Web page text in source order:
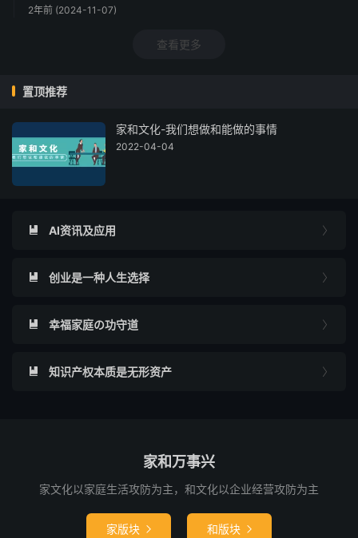
2年前 (2024-11-07)
查看更多
置顶推荐
家和文化-我们想做和能做的事情
2022-04-04

 AI资讯及应用

 创业是一种人生选择

 幸福家庭の功守道

 知识产权本质是无形资产
家和万事兴
家文化以家庭生活攻防为主，和文化以企业经营攻防为主
家版块  和版块 